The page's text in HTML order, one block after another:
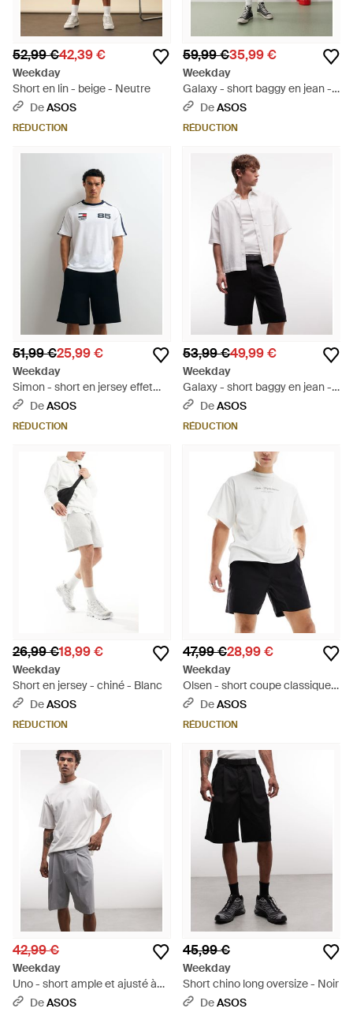
52,99 €42,39 €
Weekday
Short en lin - beige - Neutre
DeASOS
RÉDUCTION
59,99 €35,99 €
Weekday
Galaxy - short baggy en jean -
foncé délavé - Rouge
DeASOS
RÉDUCTION
51,99 €25,99 €
Weekday
Simon - short en jersey effet
néoprène - Blanc
DeASOS
RÉDUCTION
53,99 €49,99 €
Weekday
Galaxy - short baggy en jean -
Neutre
DeASOS
RÉDUCTION
26,99 €18,99 €
Weekday
Short en jersey - chiné - Blanc
DeASOS
RÉDUCTION
47,99 €28,99 €
Weekday
Olsen - short coupe classique -
Blanc
DeASOS
RÉDUCTION
42,99 €
Weekday
Uno - short ample et ajusté à
fines rayures - Gris
DeASOS
45,99 €
Weekday
Short chino long oversize - Noir
DeASOS